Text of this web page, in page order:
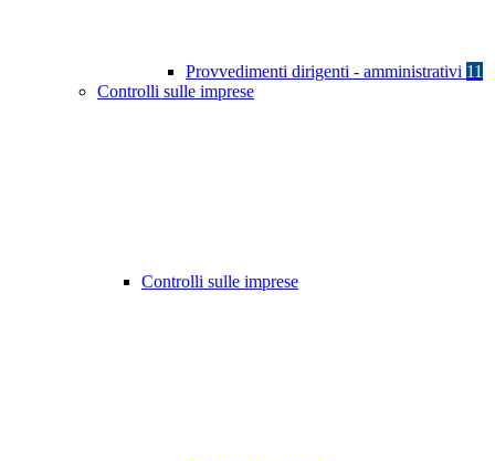
Provvedimenti dirigenti - amministrativi 11
Controlli sulle imprese
Controlli sulle imprese